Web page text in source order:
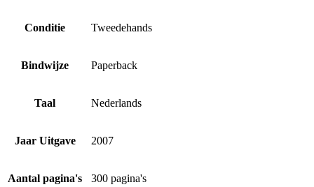
Conditie Tweedehands
Bindwijze Paperback
Taal Nederlands
Jaar Uitgave 2007
Aantal pagina's 300 pagina's